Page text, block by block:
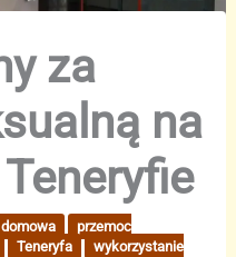
za
na
przemoc
Teneryfa
wykorzystanie